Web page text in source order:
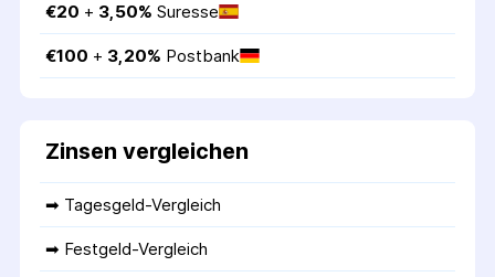
€20 + 3,50% Suresse
€100 + 3,20% Postbank
Zinsen vergleichen
➡ Tagesgeld-Vergleich
➡ Festgeld-Vergleich